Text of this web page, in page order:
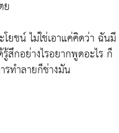
ย
ยชน์ ไม่ใช่เอาแค่คิดว่า ฉันมี
สึกอย่างไรอยากพูดอะไร ก็
รทำลายก็ช่างมัน